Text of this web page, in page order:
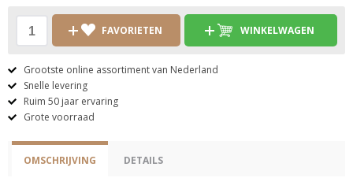
FAVORIETEN WINKELWAGEN
Grootste online assortiment van Nederland
Snelle levering
Ruim 50 jaar ervaring
Grote voorraad
OMSCHRIJVING DETAILS